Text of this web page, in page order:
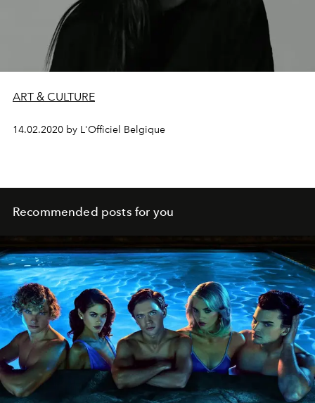
ART & CULTURE
14.02.2020 by L'Officiel Belgique
Recommended posts for you